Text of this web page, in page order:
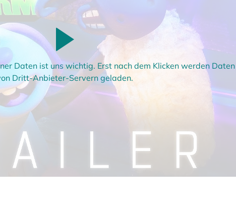
Daten ist uns wichtig. Erst nach dem Klicken werden Daten
Dritt-Anbieter-Servern geladen.